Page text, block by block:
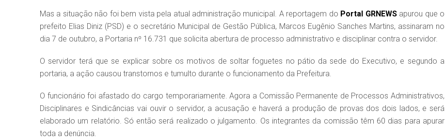
Mas a situação não foi bem vista pela atual administração municipal. A reportagem do Portal GRNEWSapurou que o
prefeito Elias Diniz (PSD) e o secretário Municipal de Gestão Pública, Marcos Eugênio Sanches Martins, assinaram no
dia 7 de outubro, a Portaria nº 16.731 que solicita abertura de processo administrativo e disciplinar contra o servidor.
O servidor terá que se explicar sobre os motivos de soltar foguetes no pátio da sede do Executivo, e segundo a
portaria, a ação causou transtornos e tumulto durante o funcionamento da Prefeitura.
O funcionário foi afastado do cargo temporariamente. Agora a Comissão Permanente de Processos Administrativos,
Disciplinares e Sindicâncias vai ouvir o servidor, a acusação e haverá a produção de provas dos dois lados, e será
elaborado um relatório. Só então será realizado o julgamento. Os integrantes da comissão têm 60 dias para apurar
toda a denúncia.